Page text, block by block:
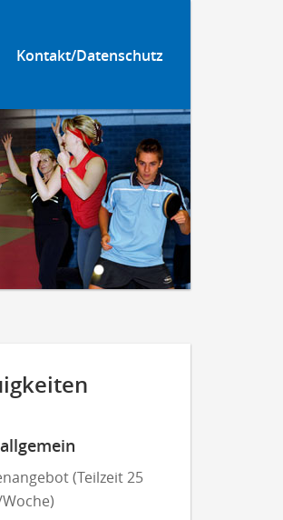
Kontakt/Datenschutz
(Teilzeit 25